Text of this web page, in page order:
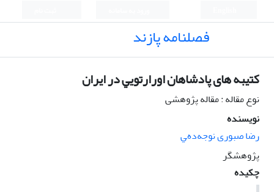
فصلنامه پازند
ﻛﺘیبه های ﭘﺎدﺷﺎهان اورارﺗﻮﻳﻲ در اﻳﺮان
نوع مقاله : مقاله پژوهشی
نویسنده
رﺿﺎ ﺻﺒﻮری ﻧﻮﺟﻪدهﻲ
پژوهشگر
چکیده